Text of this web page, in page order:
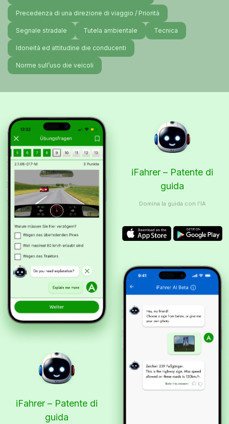
Precedenza di una direzione di viaggio / Priorità
Segnale stradale Tutela ambientale Tecnica
Idoneità ed attitudine die conducenti
Norme sull’uso die veicoli
iFahrer – Patente di
guida
iFahrer – Patente di
guida
Domina la guida con l’IA